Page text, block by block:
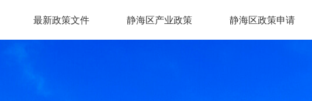
最新政策文件 静海区产业政策 静海区政策申请